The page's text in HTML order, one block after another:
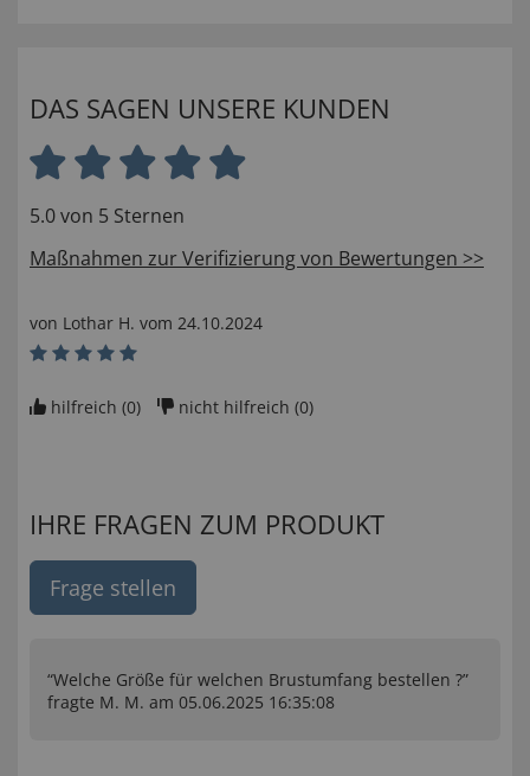
DAS SAGEN UNSERE KUNDEN
5.0 von 5 Sternen
Maßnahmen zur Verifizierung von Bewertungen >>
von Lothar H. vom 24.10.2024
hilfreich (0) nicht hilfreich (0)
IHRE FRAGEN ZUM PRODUKT
Frage stellen
“Welche Größe für welchen Brustumfang bestellen ?”
fragte M. M. am 05.06.2025 16:35:08